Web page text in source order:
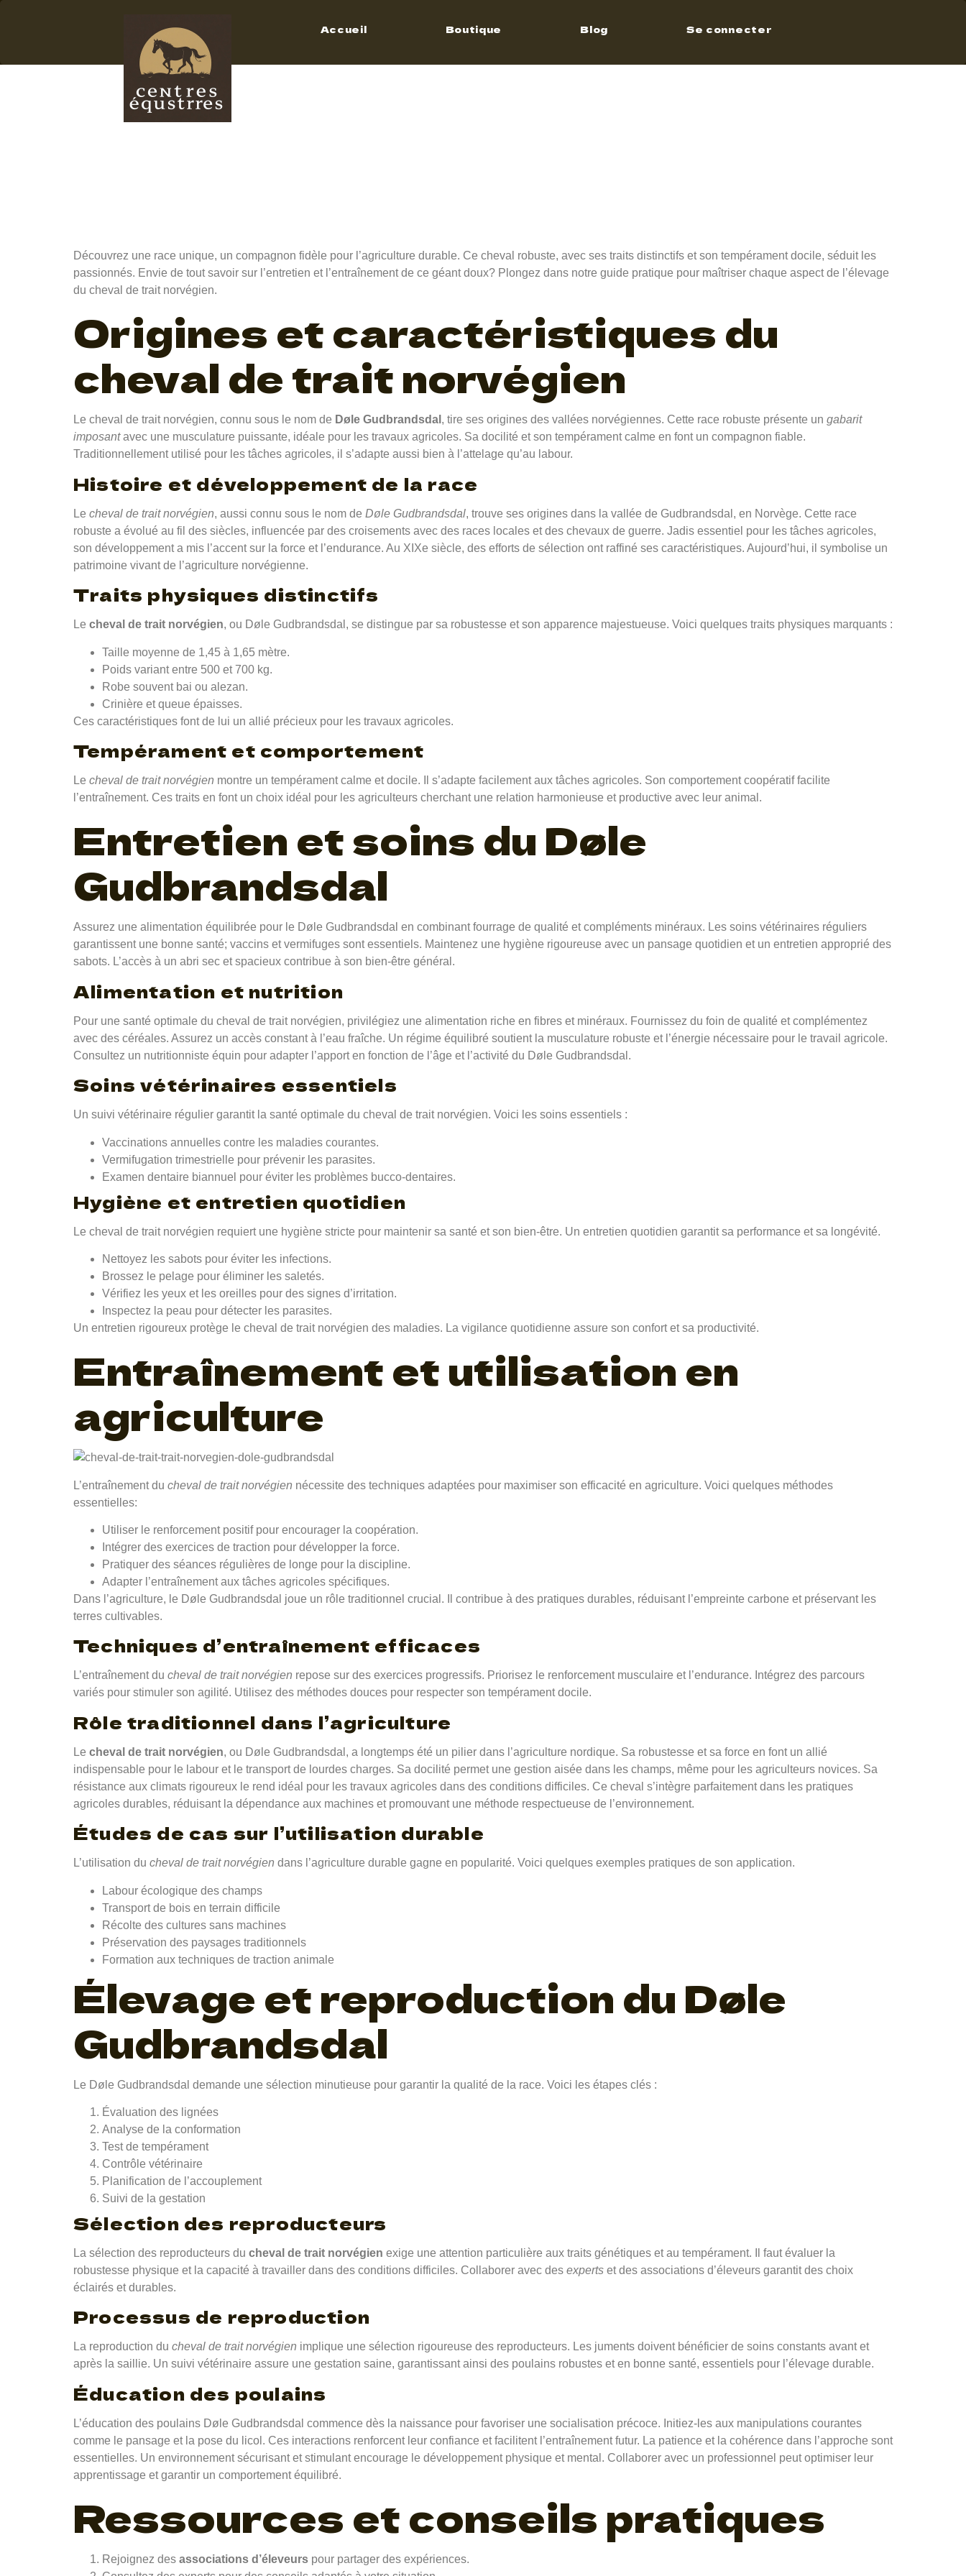
Accueil Boutique Blog Se connecter
Cheval de trait Trait
Norvégien (Døle
Découvrez une race unique, un compagnon fidèle pour l’agriculture durable. Ce cheval robuste, avec ses traits distinctifs et son tempérament docile, séduit les
passionnés. Envie de tout savoir sur l’entretien et l’entraînement de ce géant doux? Plongez dans notre guide pratique pour maîtriser chaque aspect de l’élevage
du cheval de trait norvégien.
Origines et caractéristiques du
cheval de trait norvégien
Le cheval de trait norvégien, connu sous le nom de Døle Gudbrandsdal , tire ses origines des vallées norvégiennes. Cette race robuste présente un gabarit
imposantavec une musculature puissante, idéale pour les travaux agricoles. Sa docilité et son tempérament calme en font un compagnon fiable.
Traditionnellement utilisé pour les tâches agricoles, il s’adapte aussi bien à l’attelage qu’au labour.
Histoire et développement de la race
Le cheval de trait norvégien, aussi connu sous le nom de Døle Gudbrandsdal, trouve ses origines dans la vallée de Gudbrandsdal, en Norvège. Cette race
robuste a évolué au fil des siècles, influencée par des croisements avec des races locales et des chevaux de guerre. Jadis essentiel pour les tâches agricoles,
son développement a mis l’accent sur la force et l’endurance. Au XIXe siècle, des efforts de sélection ont raffiné ses caractéristiques. Aujourd’hui, il symbolise un
patrimoine vivant de l’agriculture norvégienne.
Traits physiques distinctifs
Le cheval de trait norvégien, ou Døle Gudbrandsdal, se distingue par sa robustesse et son apparence majestueuse. Voici quelques traits physiques marquants :
Taille moyenne de 1,45 à 1,65 mètre.
Poids variant entre 500 et 700 kg.
Robe souvent bai ou alezan.
Crinière et queue épaisses.
Ces caractéristiques font de lui un allié précieux pour les travaux agricoles.
Tempérament et comportement
Le cheval de trait norvégien montre un tempérament calme et docile. Il s’adapte facilement aux tâches agricoles. Son comportement coopératif facilite
l’entraînement. Ces traits en font un choix idéal pour les agriculteurs cherchant une relation harmonieuse et productive avec leur animal.
Entretien et soins du Døle
Gudbrandsdal
Assurez une alimentation équilibrée pour le Døle Gudbrandsdal en combinant fourrage de qualité et compléments minéraux. Les soins vétérinaires réguliers
garantissent une bonne santé; vaccins et vermifuges sont essentiels. Maintenez une hygiène rigoureuse avec un pansage quotidien et un entretien approprié des
sabots. L’accès à un abri sec et spacieux contribue à son bien-être général.
Alimentation et nutrition
Pour une santé optimale du cheval de trait norvégien, privilégiez une alimentation riche en fibres et minéraux. Fournissez du foin de qualité et complémentez
avec des céréales. Assurez un accès constant à l’eau fraîche. Un régime équilibré soutient la musculature robuste et l’énergie nécessaire pour le travail agricole.
Consultez un nutritionniste équin pour adapter l’apport en fonction de l’âge et l’activité du Døle Gudbrandsdal.
Soins vétérinaires essentiels
Un suivi vétérinaire régulier garantit la santé optimale du cheval de trait norvégien. Voici les soins essentiels :
Vaccinations annuelles contre les maladies courantes.
Vermifugation trimestrielle pour prévenir les parasites.
Examen dentaire biannuel pour éviter les problèmes bucco-dentaires.
Hygiène et entretien quotidien
Le cheval de trait norvégien requiert une hygiène stricte pour maintenir sa santé et son bien-être. Un entretien quotidien garantit sa performance et sa longévité.
Nettoyez les sabots pour éviter les infections.
Brossez le pelage pour éliminer les saletés.
Vérifiez les yeux et les oreilles pour des signes d’irritation.
Inspectez la peau pour détecter les parasites.
Un entretien rigoureux protège le cheval de trait norvégien des maladies. La vigilance quotidienne assure son confort et sa productivité.
Entraînement et utilisation en
agriculture
L’entraînement du cheval de trait norvégien nécessite des techniques adaptées pour maximiser son efficacité en agriculture. Voici quelques méthodes
essentielles:
Utiliser le renforcement positif pour encourager la coopération.
Intégrer des exercices de traction pour développer la force.
Pratiquer des séances régulières de longe pour la discipline.
Adapter l’entraînement aux tâches agricoles spécifiques.
Dans l’agriculture, le Døle Gudbrandsdal joue un rôle traditionnel crucial. Il contribue à des pratiques durables, réduisant l’empreinte carbone et préservant les
terres cultivables.
Techniques d’entraînement efficaces
L’entraînement du cheval de trait norvégien repose sur des exercices progressifs. Priorisez le renforcement musculaire et l’endurance. Intégrez des parcours
variés pour stimuler son agilité. Utilisez des méthodes douces pour respecter son tempérament docile.
Rôle traditionnel dans l’agriculture
Le cheval de trait norvégien, ou Døle Gudbrandsdal, a longtemps été un pilier dans l’agriculture nordique. Sa robustesse et sa force en font un allié
indispensable pour le labour et le transport de lourdes charges. Sa docilité permet une gestion aisée dans les champs, même pour les agriculteurs novices. Sa
résistance aux climats rigoureux le rend idéal pour les travaux agricoles dans des conditions difficiles. Ce cheval s’intègre parfaitement dans les pratiques
agricoles durables, réduisant la dépendance aux machines et promouvant une méthode respectueuse de l’environnement.
Études de cas sur l’utilisation durable
L’utilisation du cheval de trait norvégien dans l’agriculture durable gagne en popularité. Voici quelques exemples pratiques de son application.
Labour écologique des champs
Transport de bois en terrain difficile
Récolte des cultures sans machines
Préservation des paysages traditionnels
Formation aux techniques de traction animale
Élevage et reproduction du Døle
Gudbrandsdal
Le Døle Gudbrandsdal demande une sélection minutieuse pour garantir la qualité de la race. Voici les étapes clés :
Évaluation des lignées
Analyse de la conformation
Test de tempérament
Contrôle vétérinaire
Planification de l’accouplement
Suivi de la gestation
Sélection des reproducteurs
La sélection des reproducteurs du cheval de trait norvégien exige une attention particulière aux traits génétiques et au tempérament. Il faut évaluer la
robustesse physique et la capacité à travailler dans des conditions difficiles. Collaborer avec des experts et des associations d’éleveurs garantit des choix
éclairés et durables.
Processus de reproduction
La reproduction du cheval de trait norvégien implique une sélection rigoureuse des reproducteurs. Les juments doivent bénéficier de soins constants avant et
après la saillie. Un suivi vétérinaire assure une gestation saine, garantissant ainsi des poulains robustes et en bonne santé, essentiels pour l’élevage durable.
Éducation des poulains
L’éducation des poulains Døle Gudbrandsdal commence dès la naissance pour favoriser une socialisation précoce. Initiez-les aux manipulations courantes
comme le pansage et la pose du licol. Ces interactions renforcent leur confiance et facilitent l’entraînement futur. La patience et la cohérence dans l’approche sont
essentielles. Un environnement sécurisant et stimulant encourage le développement physique et mental. Collaborer avec un professionnel peut optimiser leur
apprentissage et garantir un comportement équilibré.
Ressources et conseils pratiques
Rejoignez des associations d’éleveurs pour partager des expériences.